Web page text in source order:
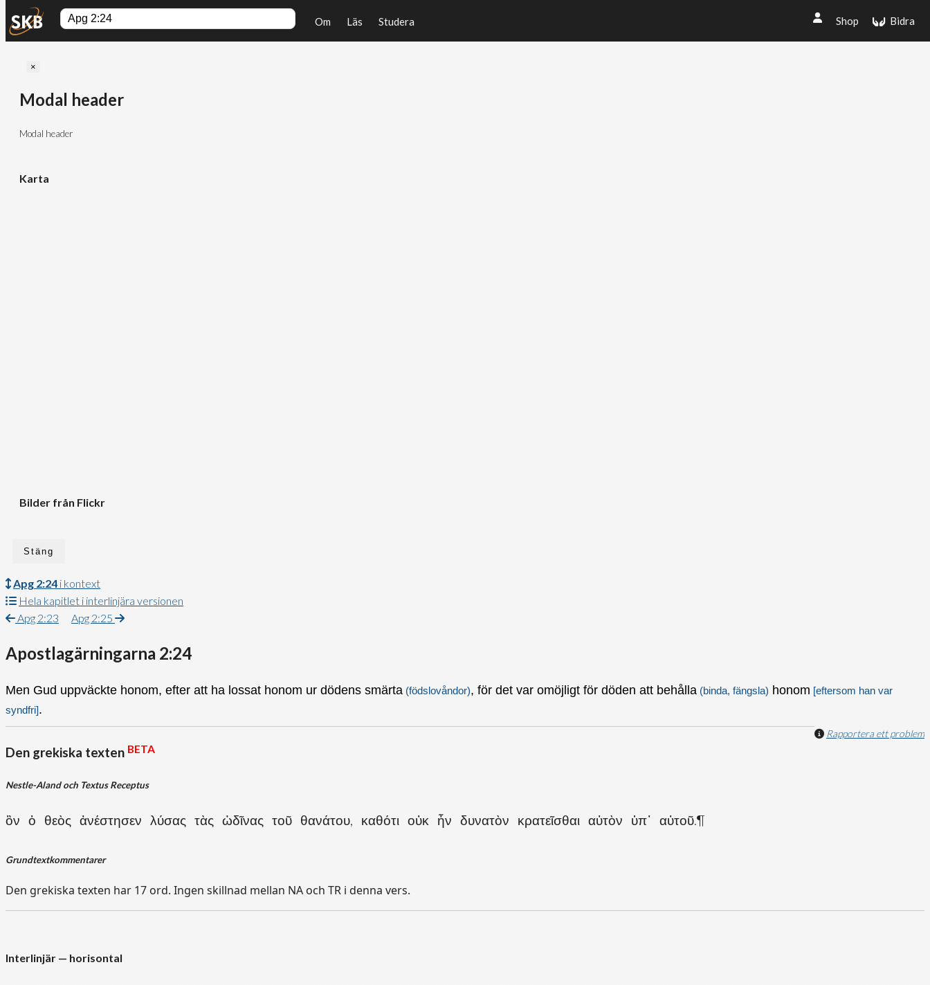
×
Modal header
Modal header
Karta
Bilder från Flickr
Stäng
Bidra
Shop
Om Läs Studera
Apg 2:24 i kontext
Hela kapitlet i interlinjära versionen
Apg 2:23
Apg 2:25
Apostlagärningarna 2:24
Men Gud uppväckte honom, efter att ha lossat honom ur dödens smärta (födslovåndor), för det var omöjligt för döden att behålla (binda, fängsla) honom [eftersom han var
syndfri].
Rapportera ett problem
Den grekiska texten BETA
Nestle-Aland och Textus Receptus
ὃν ὁ θεὸς ἀνέστησεν λύσας τὰς ὠδῖνας τοῦ θανάτου, καθότι οὐκ ἦν δυνατὸν κρατεῖσθαι αὐτὸν ὑπ᾽ αὐτοῦ.¶
Grundtextkommentarer
Den grekiska texten har 17 ord. Ingen skillnad mellan NA och TR i denna vers.
Interlinjär — horisontal